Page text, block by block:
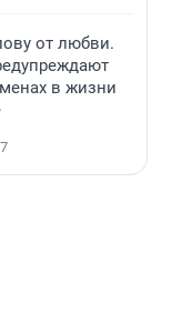
от любви.
в жизни
7